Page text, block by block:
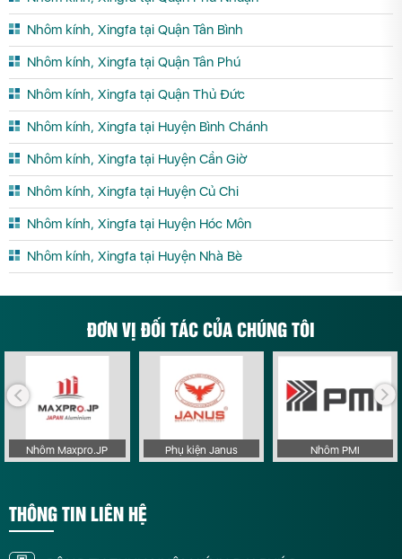
Nhôm kính, Xingfa tại Quận Tân Bình
Nhôm kính, Xingfa tại Quận Tân Phú
Nhôm kính, Xingfa tại Quận Thủ Đức
Nhôm kính, Xingfa tại Huyện Bình Chánh
Nhôm kính, Xingfa tại Huyện Cần Giờ
Nhôm kính, Xingfa tại Huyện Củ Chi
Nhôm kính, Xingfa tại Huyện Hóc Môn
Nhôm kính, Xingfa tại Huyện Nhà Bè
ĐƠN VỊ ĐỐI TÁC CỦA CHÚNG TÔI
Nhôm Maxpro.JP Phụ kiện Janus Nhôm PMI
THÔNG TIN LIÊN HỆ